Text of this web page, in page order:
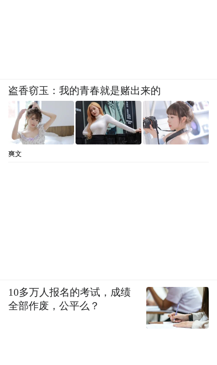
盗香窃玉：我的青春就是赌出来的
爽文
10多万人报名的考试，成绩
全部作废，公平么？